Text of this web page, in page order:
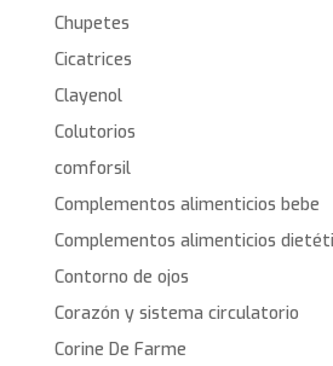
Chupetes
Cicatrices
Clayenol
Colutorios
comforsil
Complementos alimenticios bebe
Complementos alimenticios
Contorno de ojos
Corazón y sistema circulatorio
Corine De Farme